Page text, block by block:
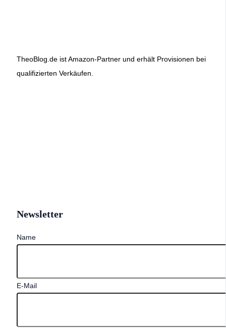
TheoBlog.de ist Amazon-Partner und erhält Provisionen bei
qualifizierten Verkäufen.
Newsletter
Name
E-Mail